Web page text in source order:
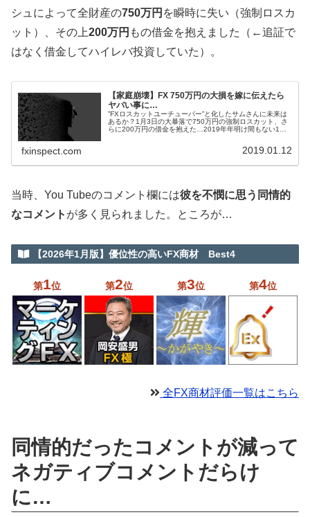
シュによって全財産の750万円 を瞬時に失い（強制ロスカ
ット）、その上200万円 もの借金を抱えました（←追証で
はなく借金してハイレバ投資していた）。
【家庭崩壊】FX 750万円の大損を嫁に伝えたら
ヤバい事に…
”FXロスカットユーチューバー”と化したサムさんに未来は
あるか？1月3日の大暴落で750万円の強制ロスカット、さ
らに200万円の借金を抱えた…2019年年明け間もない1月3
fxinspect.com 2019.01.12
当時、You Tubeのコメント欄には彼を不憫に思う同情的
なコメント が多く見られました。ところが…
【2026年1月版】優位性の高いFX商材 Best4
第1位 第2位 第3位 第4位
全FX商材評価一覧はこちら
同情的だったコメントが減って
ネガティブコメントだらけ
に…